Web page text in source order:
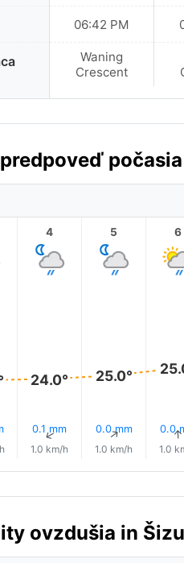
06:42 PM
Waning
Crescent
4
24.0°
0.1 mm
↑
1.0 km/h
5
25.0°
0.0 mm
↑
1.0 km/h
6
0.0↑
1.0
ovzdušia in